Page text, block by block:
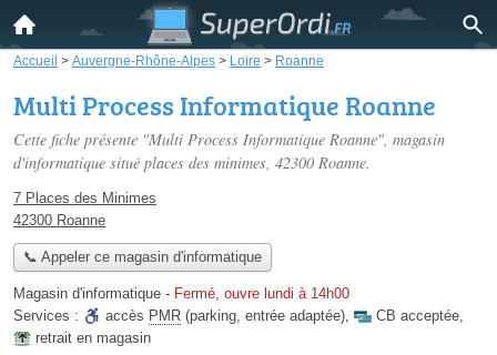
Accueil > Auvergne-Rhône-Alpes > Loire > Roanne
Multi Process Informatique Roanne
Cette fiche présente "Multi Process Informatique Roanne", magasin
d'informatique situé places des minimes, 42300 Roanne.
7 Places des Minimes
42300 Roanne
📞 Appeler ce magasin d'informatique
Magasin d'informatique - Fermé, ouvre lundi à 14h00
Services :
accès PMR (parking, entrée adaptée), CB acceptée,
retrait en magasin